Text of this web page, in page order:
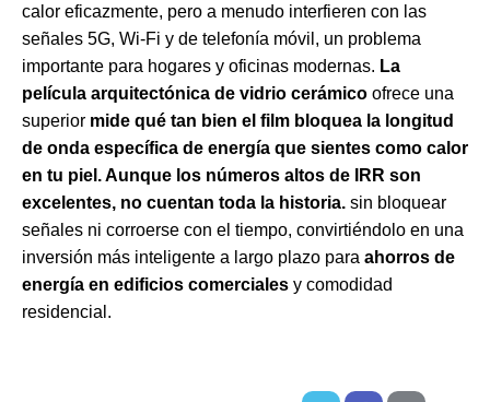
calor eficazmente, pero a menudo interfieren con las
señales 5G, Wi-Fi y de telefonía móvil, un problema
importante para hogares y oficinas modernas. La
película arquitectónica de vidrio cerámico ofrece una
superior mide qué tan bien el film bloquea la longitud
de onda específica de energía que sientes como calor
en tu piel. Aunque los números altos de IRR son
excelentes, no cuentan toda la historia. sin bloquear
señales ni corroerse con el tiempo, convirtiéndolo en una
inversión más inteligente a largo plazo para ahorros de
energía en edificios comerciales y comodidad
residencial.